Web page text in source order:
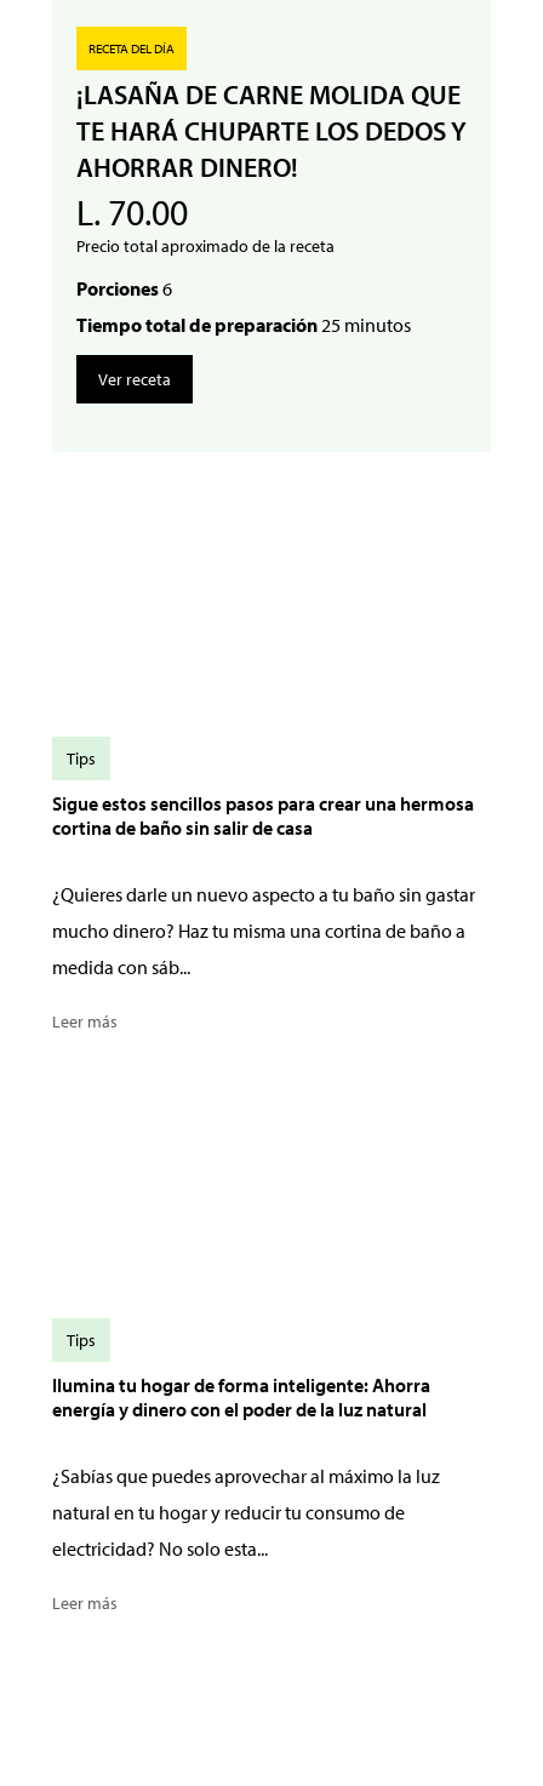
RECETA DEL DÍA
¡LASAÑA DE CARNE MOLIDA QUE
TE HARÁ CHUPARTE LOS DEDOS Y
AHORRAR DINERO!
L. 70.00
Precio total aproximado de la receta
Porciones6
Tiempo total de preparación25 minutos
Ver receta
Sigue estos sencillos pasos para crear una hermosa
cortina de baño sin salir de casa
¿Quieres darle un nuevo aspecto a tu baño sin gastar
mucho dinero? Haz tu misma una cortina de baño a
medida con sáb...
Leer más
Tips
Ilumina tu hogar de forma inteligente: Ahorra
energía y dinero con el poder de la luz natural
¿Sabías que puedes aprovechar al máximo la luz
natural en tu hogar y reducir tu consumo de
electricidad? No solo esta...
Leer más
Tips